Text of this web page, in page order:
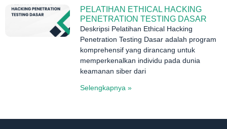
PELATIHAN ETHICAL HACKING
PENETRATION TESTING DASAR
Deskripsi Pelatihan Ethical Hacking
Penetration Testing Dasar adalah program
komprehensif yang dirancang untuk
memperkenalkan individu pada dunia
keamanan siber dari
Selengkapnya »